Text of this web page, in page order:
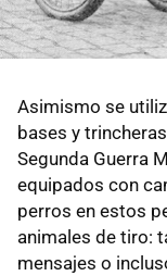
Asimismo se
bases y
Segunda Guerra
equipados con
perros en estos
animales de tiro:
mensajes o